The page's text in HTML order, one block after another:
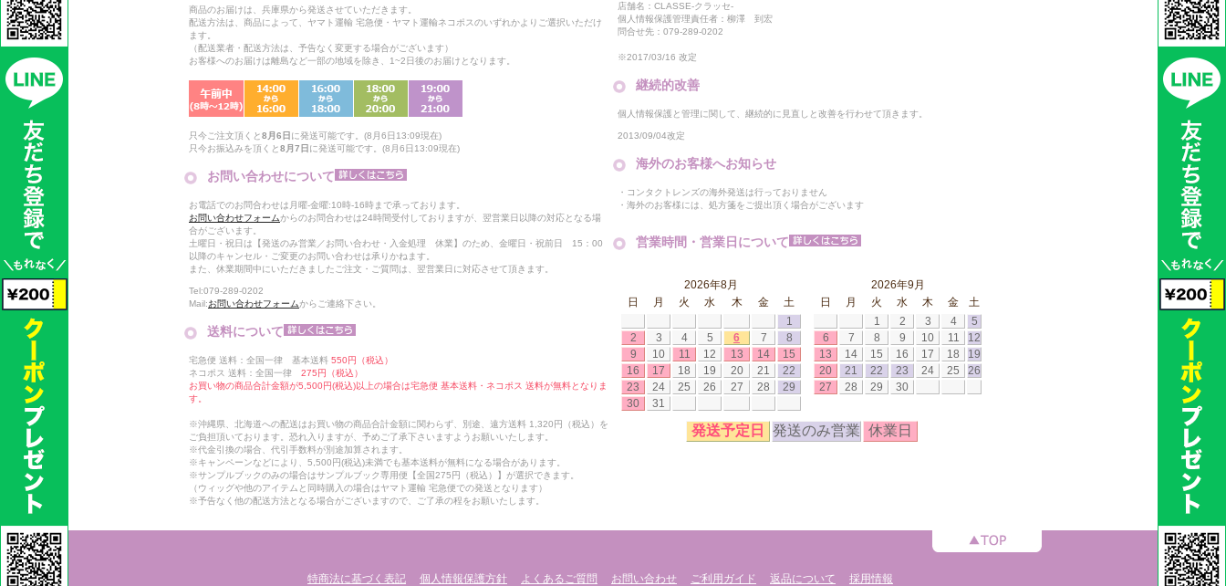
商品のお届けは、兵庫県から発送させていただきます。
配送方法は、商品によって、ヤマト運輸 宅急便・ヤマト運輸ネコポスのいずれかよりご選択いただけ
ます。
（配送業者・配送方法は、予告なく変更する場合がございます）
お客様へのお届けは離島など一部の地域を除き、1~2日後のお届けとなります。
只今ご注文頂くと8月6日 に発送可能です。(8月6日13:09現在)
只今お振込みを頂くと8月7日 に発送可能です。(8月6日13:09現在)
お問い合わせについて
お電話でのお問合わせは月曜-金曜:10時-16時まで承っております。
お問い合わせフォームからのお問合わせは24時間受付しておりますが、翌営業日以降の対応となる場
合がございます。
土曜日・祝日は【発送のみ営業／お問い合わせ・入金処理 休業】のため、金曜日・祝前日 15：00
以降のキャンセル・ご変更のお問い合わせは承りかねます。
また、休業期間中にいただきましたご注文・ご質問は、翌営業日に対応させて頂きます。
Tel:079-289-0202
Mail:お問い合わせフォームからご連絡下さい。
送料について
宅急便 送料：全国一律 基本送料 550円（税込）
ネコポス 送料：全国一律 275円（税込）
お買い物の商品合計金額が5,500円(税込)以上の場合は宅急便 基本送料・ネコポス 送料が無料となりま
す。
※沖縄県、北海道への配送はお買い物の商品合計金額に関わらず、別途、遠方送料 1,320円（税込）を
ご負担頂いております。恐れ入りますが、予めご了承下さいますようお願いいたします。
※代金引換の場合、代引手数料が別途加算されます。
※キャンペーンなどにより、5,500円(税込)未満でも基本送料が無料になる場合があります。
※サンプルブックのみの場合はサンプルブック専用便【全国275円（税込）】が選択できます。
（ウィッグや他のアイテムと同時購入の場合はヤマト運輸 宅急便での発送となります）
※予告なく他の配送方法となる場合がございますので、ご了承の程をお願いたします。
店舗名：CLASSE-クラッセ-
個人情報保護管理責任者：柳澤 到宏
問合せ先：079-289-0202
※2017/03/16 改定
継続的改善
個人情報保護と管理に関して、継続的に見直しと改善を行わせて頂きます。
2013/09/04改定
海外のお客様へお知らせ
・コンタクトレンズの海外発送は行っておりません
・海外のお客様には、処方箋をご提出頂く場合がございます
営業時間・営業日について
2026年8月
日
月 火 水 木 金
土
1
2
3 4 5 6 7
8
9
10 11 12 13 14
15
16
17 18 19 20 21
22
23
24 25 26 27 28
29
30
31
2026年9月
日
月 火 水 木 金
土
1
2 3 4
5
6
7 8 9 10 11
12
13
14 15 16 17 18
19
20
21 22 23 24 25
26
27
28 29 30
発送予定日 発送のみ営業 休業日
特商法に基づく表記 個人情報保護方針 よくあるご質問 お問い合わせ ご利用ガイド 返品について 採用情報